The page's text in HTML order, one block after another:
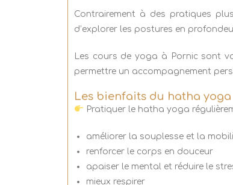
Contrairement à des pratiques
d’explorer les postures en
Les cours de yoga à Pornic sont
permettre un accompagnement
Les bienfaits du hatha yoga
Pratiquer le hatha yoga
améliorer la souplesse et la
renforcer le corps en douceur
apaiser le mental et réduire le
mieux respirer